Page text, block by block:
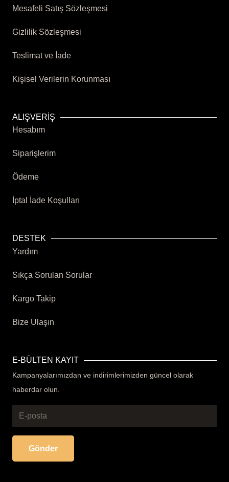
Mesafeli Satış Sözleşmesi
Gizlilik Sözleşmesi
Teslimat ve İade
Kişisel Verilerin Korunması
ALIŞVERİŞ
Hesabım
Siparişlerim
Ödeme
İptal İade Koşulları
DESTEK
Yardım
Sıkça Sorulan Sorular
Kargo Takip
Bize Ulaşın
E-BÜLTEN KAYIT
Kampanyalarımızdan ve indirimlerimizden güncel olarak
haberdar olun.
Gönder